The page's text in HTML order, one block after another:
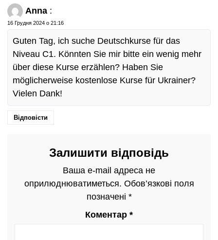
Anna :
16 Грудня 2024 о 21:16
Guten Tag, ich suche Deutschkurse für das
Niveau C1. Könnten Sie mir bitte ein wenig mehr
über diese Kurse erzählen? Haben Sie
möglicherweise kostenlose Kurse für Ukrainer?
Vielen Dank!
Відповісти
Залишити відповідь
Ваша e-mail адреса не
оприлюднюватиметься. Обов’язкові поля
позначені *
Коментар *